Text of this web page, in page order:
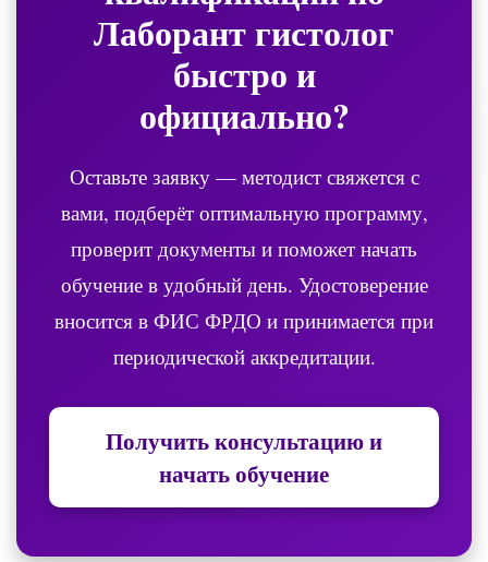
Лаборант гистолог
быстро и
официально?
Оставьте заявку — методист свяжется с
вами, подберёт оптимальную программу,
проверит документы и поможет начать
обучение в удобный день. Удостоверение
вносится в ФИС ФРДО и принимается при
периодической аккредитации.
Получить консультацию и
начать обучение